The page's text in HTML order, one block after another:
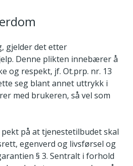
gjelder det etter
Denne plikten innebærer å
og respekt, jf. Ot.prp. nr. 13
seg blant annet uttrykk i
med brukeren, så vel som
på at tjenestetilbudet skal
egenverd og livsførsel og
§ 3. Sentralt i forhold